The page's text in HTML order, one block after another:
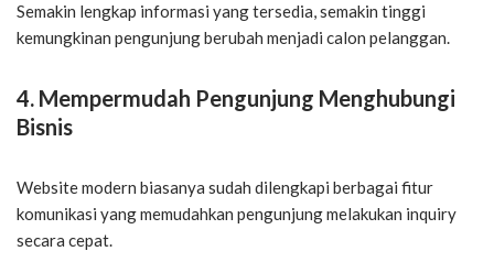
Semakin lengkap informasi yang tersedia, semakin tinggi
kemungkinan pengunjung berubah menjadi calon pelanggan.
4. Mempermudah Pengunjung Menghubungi
Bisnis
Website modern biasanya sudah dilengkapi berbagai fitur
komunikasi yang memudahkan pengunjung melakukan inquiry
secara cepat.